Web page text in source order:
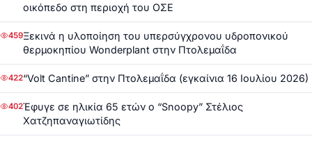
οικόπεδο στη περιοχή του ΟΣΕ
459Ξεκινά η υλοποίηση του υπερσύγχρονου υδροπονικού
θερμοκηπίου Wonderplant στην Πτολεμαΐδα
422“Volt Cantine” στην Πτολεμαΐδα (εγκαίνια 16 Ιουλίου 2026)
402Έφυγε σε ηλικία 65 ετών ο “Snoopy” Στέλιος
Χατζηπαναγιωτίδης